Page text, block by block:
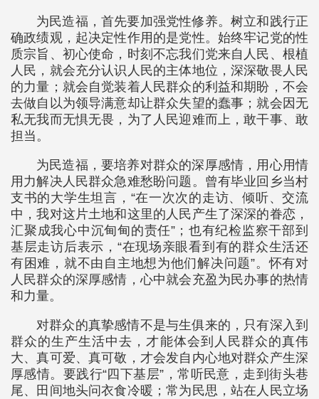
为民造福，首先要加强党性修养。树立和践行正
确政绩观，起决定性作用的是党性。始终牢记党的性
质宗旨、初心使命，时刻不忘我们党来自人民、根植
人民，就会充分认识人民的主体地位，深深敬畏人民
的力量；就会自觉装着人民群众的利益和期盼，不会
去做自以为领导满意却让群众失望的蠢事；就会因无
私无我而无惧无畏，为了人民迎难而上，敢干事、敢
担当。
为民造福，要培养对群众的深厚感情，用心用情
用力解决人民群众急难愁盼问题。曾有毕业回乡当村
支书的大学生坦言，“在一次次的走访、倾听、交流
中，我对这片土地和这里的人民产生了深深的眷恋，
汇聚成我心中沉甸甸的责任”；也有纪检监察干部到
基层走访后表示，“在现场亲眼看到有的群众生活还
有困难，就不由自主地想为他们解决问题”。怀有对
人民群众的深厚感情，心中就会充盈为民办事的热情
和力量。
对群众的真挚感情不是与生俱来的，只有深入到
群众的生产生活中去，才能体会到人民群众的真伟
大、真可爱、真可敬，才会发自内心地对群众产生深
厚感情。要践行“四下基层”，常听民意，走到街头巷
尾、田间地头问衣食冷暖；常为民思，站在人民立场